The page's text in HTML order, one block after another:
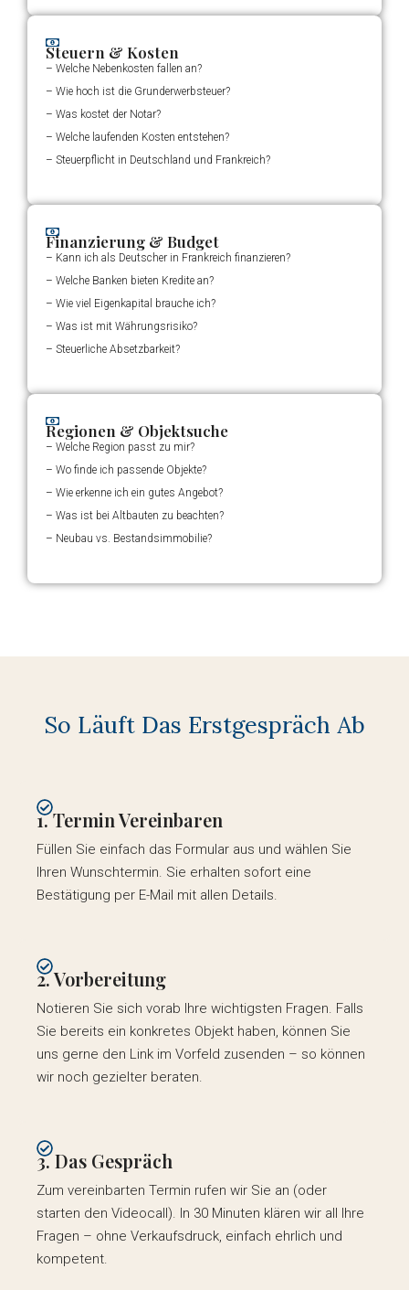
Steuern & Kosten
– Welche Nebenkosten fallen an?
– Wie hoch ist die Grunderwerbsteuer?
– Was kostet der Notar?
– Welche laufenden Kosten entstehen?
– Steuerpflicht in Deutschland und Frankreich?
Finanzierung & Budget
– Kann ich als Deutscher in Frankreich finanzieren?
– Welche Banken bieten Kredite an?
– Wie viel Eigenkapital brauche ich?
– Was ist mit Währungsrisiko?
– Steuerliche Absetzbarkeit?
Regionen & Objektsuche
– Welche Region passt zu mir?
– Wo finde ich passende Objekte?
– Wie erkenne ich ein gutes Angebot?
– Was ist bei Altbauten zu beachten?
– Neubau vs. Bestandsimmobilie?
So Läuft Das Erstgespräch Ab
1. Termin Vereinbaren
Füllen Sie einfach das Formular aus und wählen Sie
Ihren Wunschtermin. Sie erhalten sofort eine
Bestätigung per E-Mail mit allen Details.
2. Vorbereitung
Notieren Sie sich vorab Ihre wichtigsten Fragen. Falls
Sie bereits ein konkretes Objekt haben, können Sie
uns gerne den Link im Vorfeld zusenden – so können
wir noch gezielter beraten.
3. Das Gespräch
Zum vereinbarten Termin rufen wir Sie an (oder
starten den Videocall). In 30 Minuten klären wir all Ihre
Fragen – ohne Verkaufsdruck, einfach ehrlich und
kompetent.